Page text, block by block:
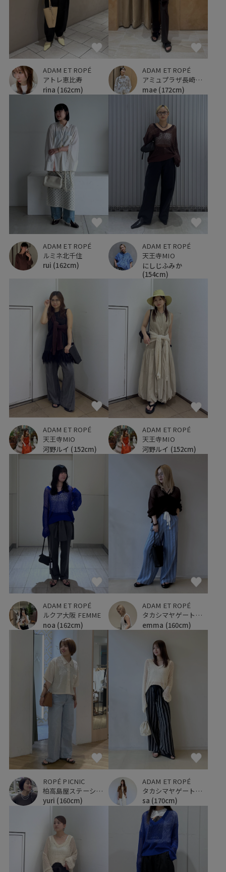
ADAM ET ROPÉ
アトレ恵比寿
rina (162cm)
ADAM ET ROPÉ
アミュプラザ長崎新館
mae (172cm)
ADAM ET ROPÉ
ルミネ北千住
rui (162cm)
ADAM ET ROPÉ
天王寺MIO
にしじふみか
(154cm)
ADAM ET ROPÉ
天王寺MIO
河野ルイ (152cm)
ADAM ET ROPÉ
天王寺MIO
河野ルイ (152cm)
ADAM ET ROPÉ
ルクア大阪 FEMME
noa (162cm)
ADAM ET ROPÉ
タカシマヤゲートタワーモール
emma (160cm)
ROPÉ PICNIC
柏高島屋ステーションモール
yuri (160cm)
ADAM ET ROPÉ
タカシマヤゲートタワーモール
sa (170cm)